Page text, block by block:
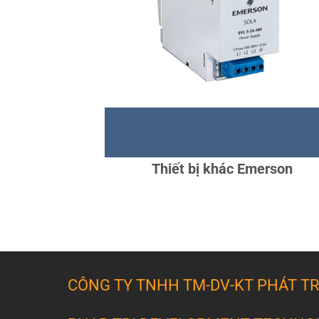
THAM KHẢO CHI TIẾT:
HTTPS://WWW.EMERSON.COM/EN-
US/CATALOG/AUTOMATION-
SOLUTIONS/CONTROL-SAFETY-SYSTEMS
Thiết bị khác Emerson
CÔNG TY TNHH TM-DV-KT PHÁT